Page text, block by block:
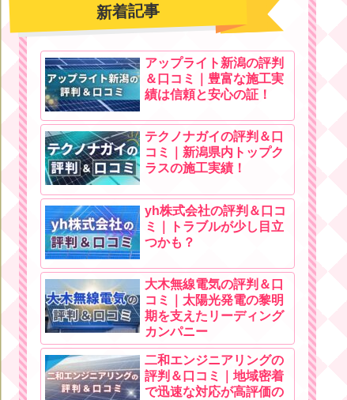
新着記事
アップライト新潟の評判
＆口コミ｜豊富な施工実
績は信頼と安心の証！
テクノナガイの評判＆口
コミ｜新潟県内トップク
ラスの施工実績！
yh株式会社の評判＆口コ
ミ｜トラブルが少し目立
つかも？
大木無線電気の評判＆口
コミ｜太陽光発電の黎明
期を支えたリーディング
カンパニー
二和エンジニアリングの
評判＆口コミ｜地域密着
で迅速な対応が高評価の